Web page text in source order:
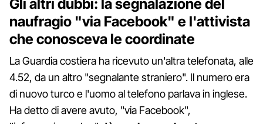
Gli altri dubbi: la segnalazione del
naufragio "via Facebook" e l'attivista
che conosceva le coordinate
La Guardia costiera ha ricevuto un'altra telefonata, alle
4.52, da un altro "segnalante straniero". Il numero era
di nuovo turco e l'uomo al telefono parlava in inglese.
Ha detto di avere avuto, "via Facebook",